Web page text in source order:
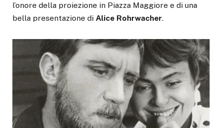
l’onore della proiezione in Piazza Maggiore e di una
bella presentazione di Alice Rohrwacher.